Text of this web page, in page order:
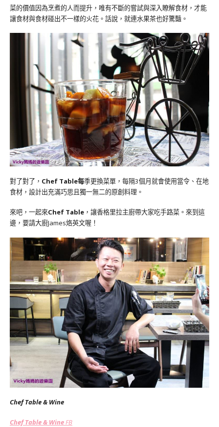
菜的價值因為烹煮的人而提升，唯有不斷的嘗試與深入瞭解食材，才能
讓食材與食材碰出不一樣的火花。話說，就連水果茶也好驚豔。
對了對了， Chef Table每季更換菜單，每隔3個月就會使用當令、在地
食材，設計出充滿巧思且獨一無二的原創料理。
來吧，一起來Chef Table ，讓香格里拉主廚帶大家吃手路菜。來到這
邊，要請大廚James烙英文喔！
Chef Table & Wine
Chef Table & WineFB